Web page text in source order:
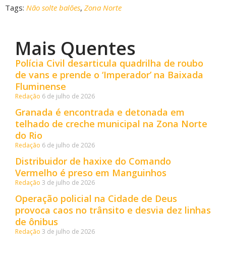
Tags: Não solte balões, Zona Norte
Mais Quentes
Polícia Civil desarticula quadrilha de roubo
de vans e prende o ‘Imperador’ na Baixada
Fluminense
Redação 6 de julho de 2026
Granada é encontrada e detonada em
telhado de creche municipal na Zona Norte
do Rio
Redação 6 de julho de 2026
Distribuidor de haxixe do Comando
Vermelho é preso em Manguinhos
Redação 3 de julho de 2026
Operação policial na Cidade de Deus
provoca caos no trânsito e desvia dez linhas
de ônibus
Redação 3 de julho de 2026